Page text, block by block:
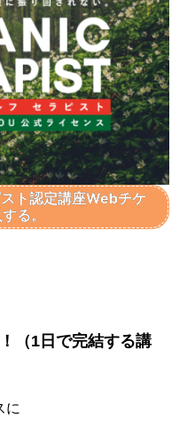
ト認定講座Webチケ
る。
（1日で完結する講
に